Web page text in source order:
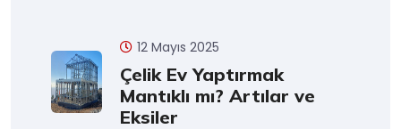
12 Mayıs 2025
Çelik Ev Yaptırmak
Mantıklı mı? Artılar ve
Eksiler